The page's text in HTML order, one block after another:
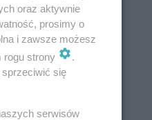
oraz aktywnie
prosimy o
i zawsze możesz
rogu strony
.
się
serwisów